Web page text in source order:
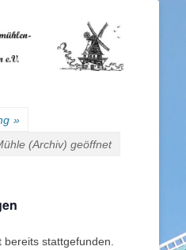
Gettorfer
Windmühlen- und
Kulturverein e.V.
»
(Archiv) geöffnet
stattgefunden.